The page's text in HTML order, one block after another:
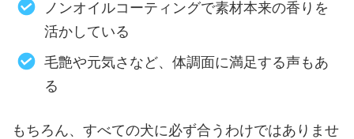
ノンオイルコーティングで素材本来の香りを
活かしている
毛艶や元気さなど、体調面に満足する声もあ
る
もちろん、すべての犬に必ず合うわけではありませ